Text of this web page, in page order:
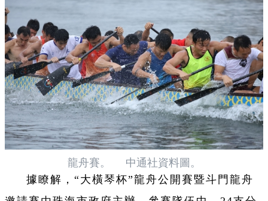
龍舟賽。 中通社資料圖。
據瞭解，“大橫琴杯”龍舟公開賽暨斗門龍舟